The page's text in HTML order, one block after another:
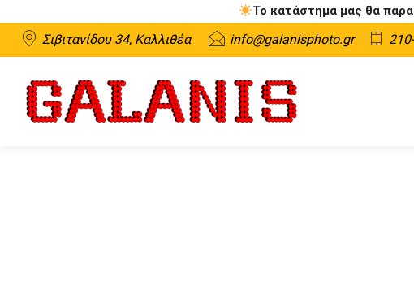
Το κατάστημα μας θα
Σιβιτανίδου 34, Καλλιθέα info@galanisphoto.gr